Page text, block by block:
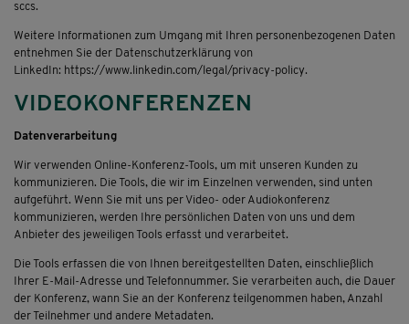
sccs.
Weitere Informationen zum Umgang mit Ihren personenbezogenen Daten
entnehmen Sie der Datenschutzerklärung von
LinkedIn: https://www.linkedin.com/legal/privacy-policy.
VIDEOKONFERENZEN
Datenverarbeitung
Wir verwenden Online-Konferenz-Tools, um mit unseren Kunden zu
kommunizieren. Die Tools, die wir im Einzelnen verwenden, sind unten
aufgeführt. Wenn Sie mit uns per Video- oder Audiokonferenz
kommunizieren, werden Ihre persönlichen Daten von uns und dem
Anbieter des jeweiligen Tools erfasst und verarbeitet.
Die Tools erfassen die von Ihnen bereitgestellten Daten, einschließlich
Ihrer E-Mail-Adresse und Telefonnummer. Sie verarbeiten auch, die Dauer
der Konferenz, wann Sie an der Konferenz teilgenommen haben, Anzahl
der Teilnehmer und andere Metadaten.